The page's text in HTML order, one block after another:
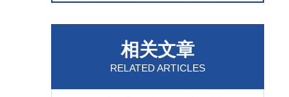
相关文章
RELATED ARTICLES